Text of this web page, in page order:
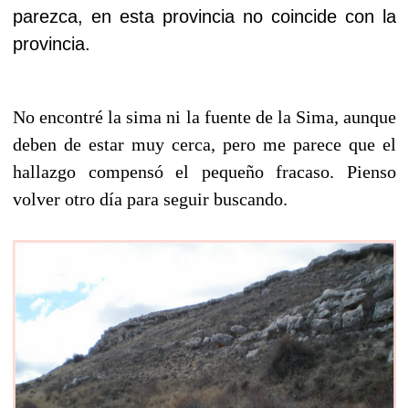
parezca, en esta provincia no coincide con la
provincia.
No encontré la sima ni la fuente de la Sima, aunque
deben de estar muy cerca, pero me parece que el
hallazgo compensó el pequeño fracaso. Pienso
volver otro día para seguir buscando.